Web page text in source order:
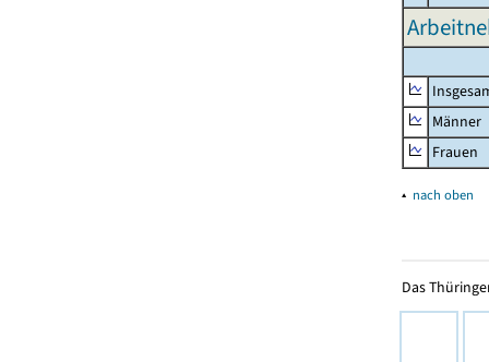
Männer
Frauen
▴ nach oben
Das